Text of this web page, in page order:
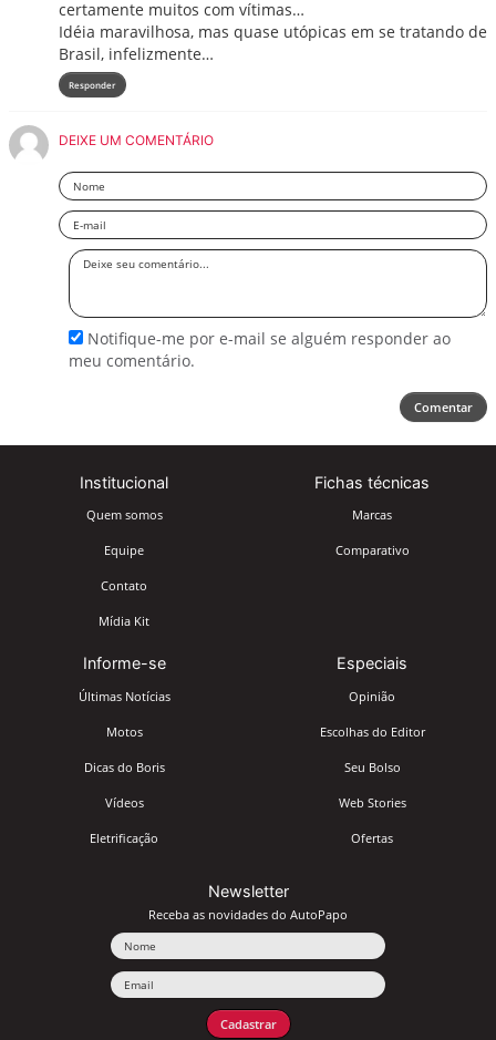
certamente muitos com vítimas…
Idéia maravilhosa, mas quase utópicas em se tratando de
Brasil, infelizmente…
Responder
DEIXE UM COMENTÁRIO
Nome
Email
Deixe
Notifique-me por e-mail se alguém responder ao
meu comentário.
Comentar
Institucional
Quem somos
Equipe
Contato
Mídia Kit
Fichas técnicas
Marcas
Comparativo
Informe-se
Últimas Notícias
Motos
Dicas do Boris
Vídeos
Eletrificação
Especiais
Opinião
Escolhas do Editor
Seu Bolso
Web Stories
Ofertas
Newsletter
Receba as novidades do AutoPapo
Cadastrar